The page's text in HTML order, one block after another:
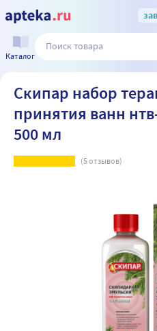
Каталог
Скипар набор
принятия ванн
500 мл
(5отзывов)